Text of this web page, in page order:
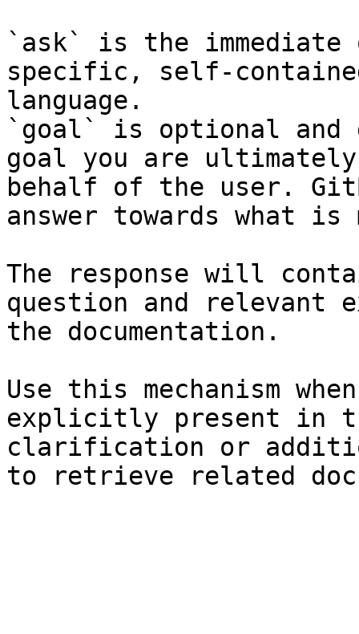
`ask` is the
specific, self-
language.
`goal` is optional and
goal you are
behalf of the user.
answer towards what
The response will
question and relevant
the documentation.
Use this mechanism
explicitly present in
clarification or